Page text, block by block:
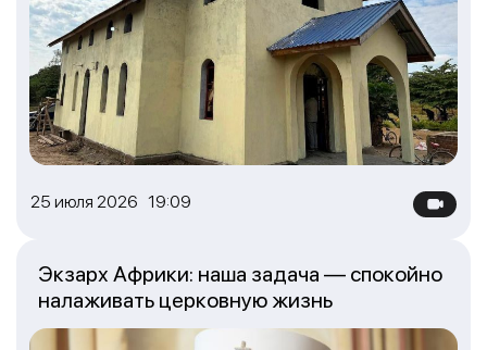
25 июля 2026 19:09
Экзарх Африки: наша задача — спокойно
налаживать церковную жизнь